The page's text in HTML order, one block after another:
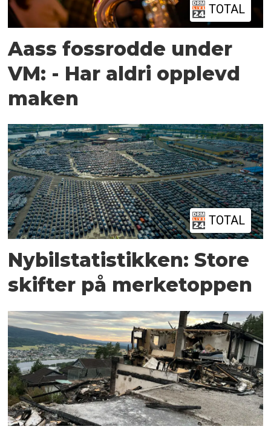
TOTAL
Aass fossrodde under
VM: - Har aldri opplevd
maken
TOTAL
Nybilstatistikken: Store
skifter på merketoppen